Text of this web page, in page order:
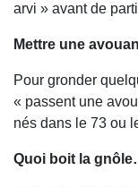
arvi » avant de
Mettre une
Pour gronder
« passent une
nés dans le 73 ou
Quoi boit la